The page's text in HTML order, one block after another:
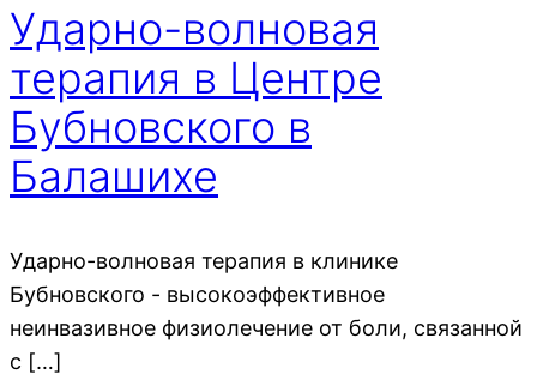
Ударно-волновая
терапия в Центре
Бубновского в
Балашихе
Ударно-волновая терапия в клинике
Бубновского - высокоэффективное
неинвазивное физиолечение от боли, связанной
с […]